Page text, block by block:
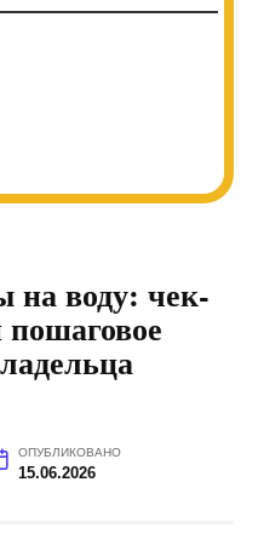
на воду: чек-
пошаговое
ОПУБЛИКОВАНО
15.06.2026